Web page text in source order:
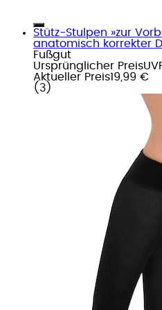
Stütz-Stulpen »zur
anatomisch korrekter
Fußgut
Ursprünglicher Preis
Aktueller Preis19,99 €
( 3 )